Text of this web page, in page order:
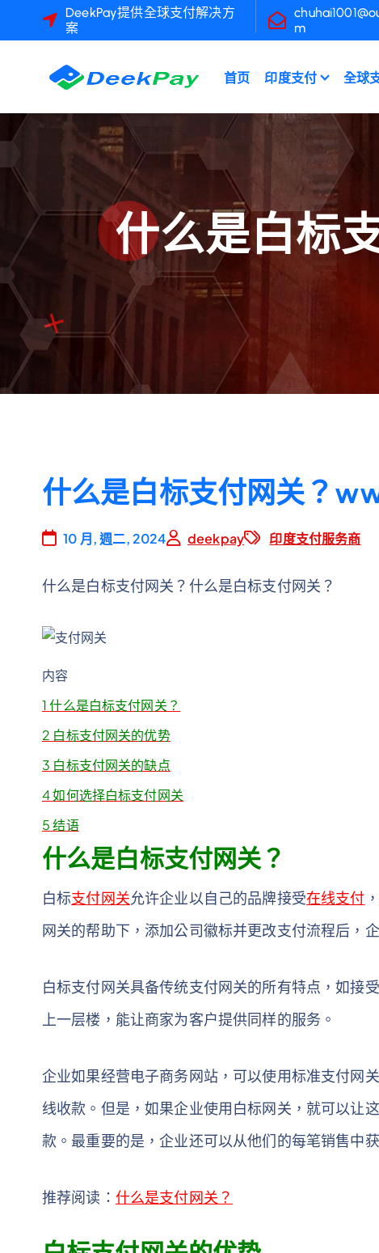
DeekPay提供全球支付解决方
案
m
首页 印度支付 全球
什么是白标
什么是白标支付网关？
10 月, 週二, 2024 deekpay 印度支付服务商
什么是白标支付网关？什么是白标支付网关？
内容
1 什么是白标支付网关？
2 白标支付网关的优势
3 白标支付网关的缺点
4如何选择白标支付网关
5 结语
什么是白标支付网关？
白标支付网关允许企业以自己的品牌接受在线支付
网关的帮助下，添加公司徽标并更改支付流程后，
白标支付网关具备传统支付网关的所有特点，如接
上一层楼，能让商家为客户提供同样的服务。
企业如果经营电子商务网站，可以使用标准支付网
线收款。但是，如果企业使用白标网关，就可以让
款。最重要的是，企业还可以从他们的每笔销售中
推荐阅读： 什么是支付网关？